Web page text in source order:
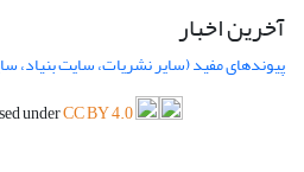
آخرین اخبار
پیوندهای مفید (سایر نشریات، سایت بنیاد،
underCC BY 4.0